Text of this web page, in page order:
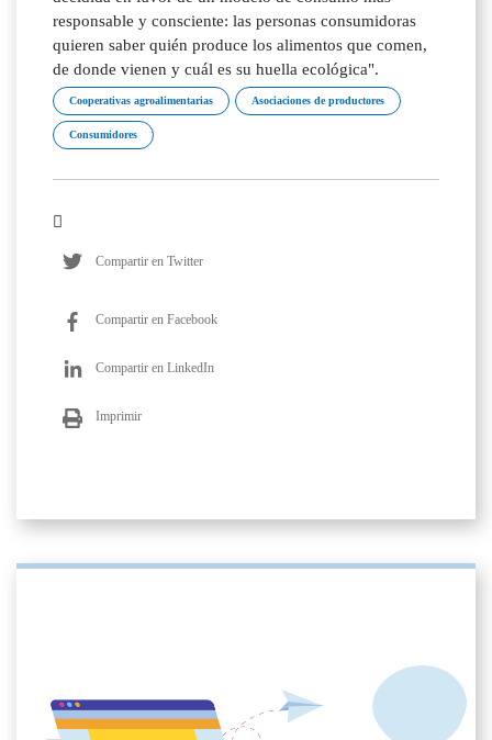
responsable y consciente: las personas consumidoras
quieren saber quién produce los alimentos que comen,
de donde vienen y cuál es su huella ecológica".
Cooperativas agroalimentarias Asociaciones de productores
Consumidores
Compartir en Twitter
Compartir en Facebook
Compartir en LinkedIn
Imprimir